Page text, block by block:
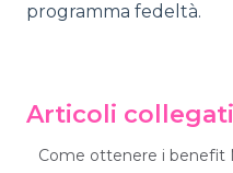
programma fedeltà.
Articoli collegati
Come ottenere i benefit